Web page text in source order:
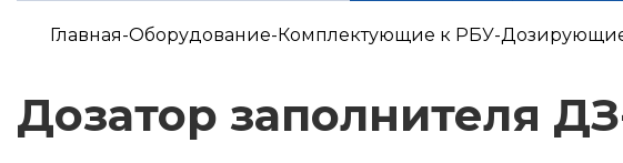
Главная Оборудование Комплектующие к РБУ
Дозатор заполнителя